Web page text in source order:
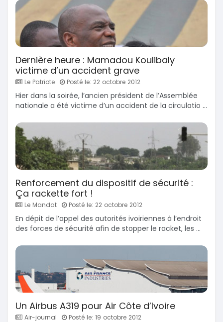
Dernière heure : Mamadou Koulibaly
victime d’un accident grave
Le Patriote Posté le: 22 octobre 2012
Hier dans la soirée, l’ancien président de l’Assemblée
nationale a été victime d’un accident de la circulatio ...
Renforcement du dispositif de sécurité :
Ça rackette fort !
Le Mandat Posté le: 22 octobre 2012
En dépit de l’appel des autorités ivoiriennes à l’endroit
des forces de sécurité afin de stopper le racket, les ...
Un Airbus A319 pour Air Côte d’Ivoire
Air-journal Posté le: 19 octobre 2012